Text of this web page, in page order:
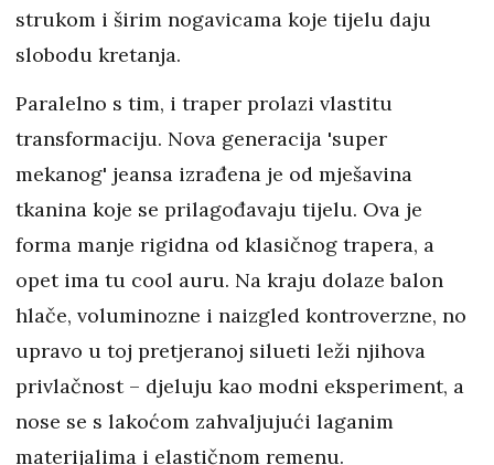
strukom i širim nogavicama koje tijelu daju
slobodu kretanja.
Paralelno s tim, i traper prolazi vlastitu
transformaciju. Nova generacija 'super
mekanog' jeansa izrađena je od mješavina
tkanina koje se prilagođavaju tijelu. Ova je
forma manje rigidna od klasičnog trapera, a
opet ima tu cool auru. Na kraju dolaze balon
hlače, voluminozne i naizgled kontroverzne, no
upravo u toj pretjeranoj silueti leži njihova
privlačnost – djeluju kao modni eksperiment, a
nose se s lakoćom zahvaljujući laganim
materijalima i elastičnom remenu.